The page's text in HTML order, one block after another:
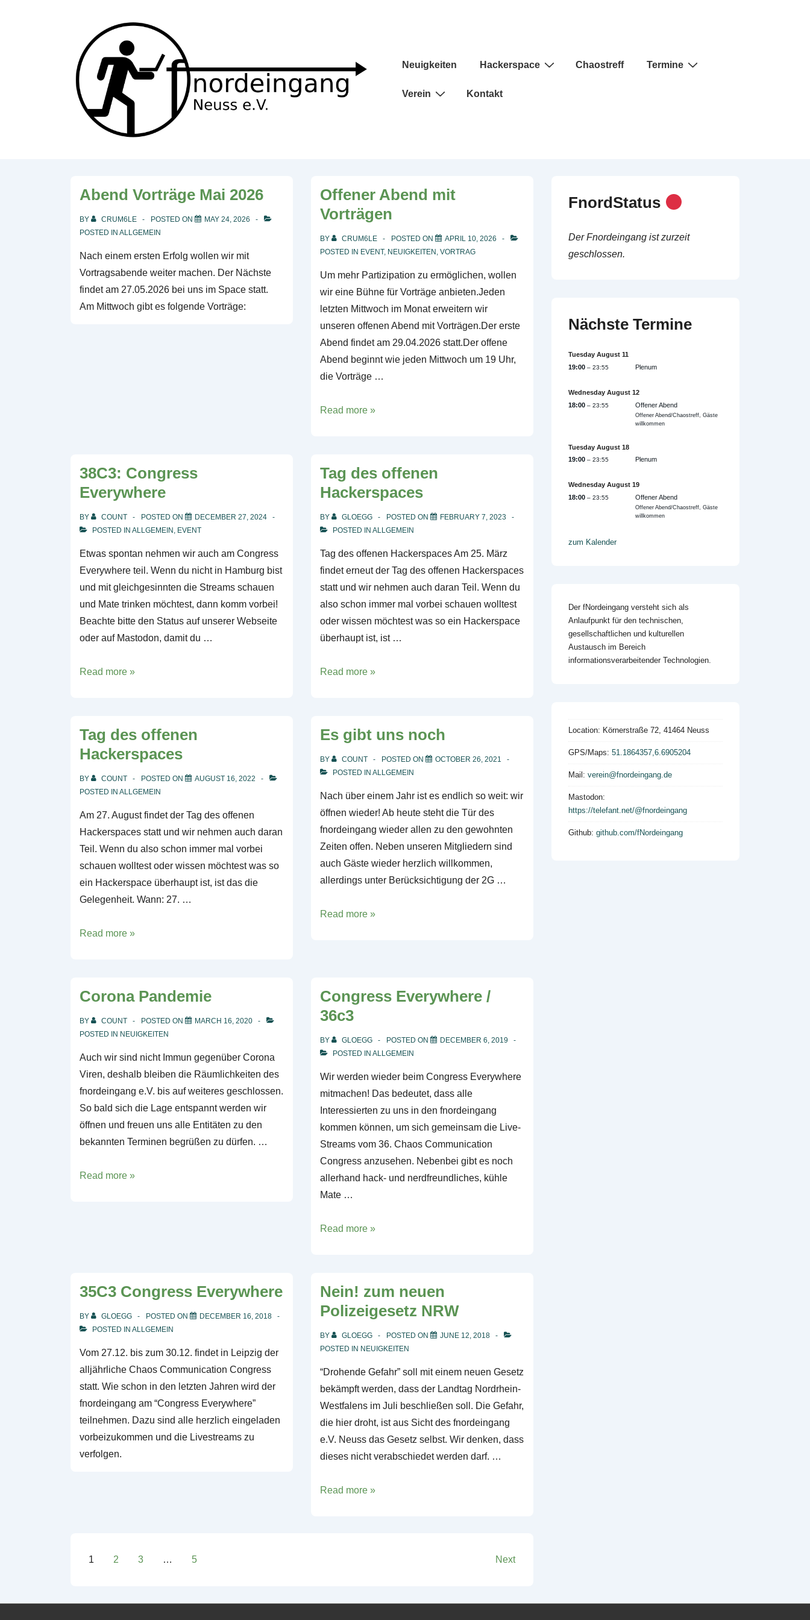
Main
Neuigkeiten Hackerspace Chaostreff Termine
Verein Kontakt
Abend Vorträge Mai 2026
BY CRUM6LE POSTED ON
MAY 24, 2026
POSTED IN ALLGEMEIN
Nach einem ersten Erfolg wollen wir mit
Vortragsabende weiter machen. Der Nächste
findet am 27.05.2026 bei uns im Space statt.
Am Mittwoch gibt es folgende Vorträge:
Offener Abend mit
Vorträgen
BY CRUM6LE POSTED ON
APRIL 10, 2026
POSTED IN EVENT, NEUIGKEITEN , VORTRAG
Um mehr Partizipation zu ermöglichen, wollen
wir eine Bühne für Vorträge anbieten.Jeden
letzten Mittwoch im Monat erweitern wir
unseren offenen Abend mit Vorträgen.Der erste
Abend findet am 29.04.2026 statt.Der offene
Abend beginnt wie jeden Mittwoch um 19 Uhr,
die Vorträge …
Offener
Read more »
38C3: Congress
Everywhere
BY COUNT POSTED ON
DECEMBER 27, 2024
POSTED IN ALLGEMEIN , EVENT
Etwas spontan nehmen wir auch am Congress
Everywhere teil. Wenn du nicht in Hamburg bist
und mit gleichgesinnten die Streams schauen
und Mate trinken möchtest, dann komm vorbei!
Beachte bitte den Status auf unserer Webseite
oder auf Mastodon, damit du …
38C3:
Read more »
Tag des offenen
Hackerspaces
BY GLOEGG POSTED ON
FEBRUARY 7, 2023
POSTED IN ALLGEMEIN
Tag des offenen Hackerspaces Am 25. März
findet erneut der Tag des offenen Hackerspaces
statt und wir nehmen auch daran Teil. Wenn du
also schon immer mal vorbei schauen wolltest
oder wissen möchtest was so ein Hackerspace
überhaupt ist, ist …
Tag
Read more »
Tag des offenen
Hackerspaces
BY COUNT POSTED ON
AUGUST 16, 2022
POSTED IN ALLGEMEIN
Am 27. August findet der Tag des offenen
Hackerspaces statt und wir nehmen auch daran
Teil. Wenn du also schon immer mal vorbei
schauen wolltest oder wissen möchtest was so
ein Hackerspace überhaupt ist, ist das die
Gelegenheit. Wann: 27. …
Tag
Read more »
Es gibt uns noch
BY COUNT POSTED ON
OCTOBER 26, 2021
POSTED IN ALLGEMEIN
Nach über einem Jahr ist es endlich so weit: wir
öffnen wieder! Ab heute steht die Tür des
fnordeingang wieder allen zu den gewohnten
Zeiten offen. Neben unseren Mitgliedern sind
auch Gäste wieder herzlich willkommen,
allerdings unter Berücksichtigung der 2G …
Es
Read more »
Corona Pandemie
BY COUNT POSTED ON
MARCH 16, 2020
POSTED IN NEUIGKEITEN
Auch wir sind nicht Immun gegenüber Corona
Viren, deshalb bleiben die Räumlichkeiten des
fnordeingang e.V. bis auf weiteres geschlossen.
So bald sich die Lage entspannt werden wir
öffnen und freuen uns alle Entitäten zu den
bekannten Terminen begrüßen zu dürfen. …
Corona
Read more »
Congress Everywhere /
36c3
BY GLOEGG POSTED ON
DECEMBER 6, 2019
POSTED IN ALLGEMEIN
Wir werden wieder beim Congress Everywhere
mitmachen! Das bedeutet, dass alle
Interessierten zu uns in den fnordeingang
kommen können, um sich gemeinsam die Live-
Streams vom 36. Chaos Communication
Congress anzusehen. Nebenbei gibt es noch
allerhand hack- und nerdfreundliches, kühle
Mate …
Congress
Read more »
35C3 Congress Everywhere
BY GLOEGG POSTED ON
DECEMBER 16, 2018
POSTED IN ALLGEMEIN
Vom 27.12. bis zum 30.12. findet in Leipzig der
alljährliche Chaos Communication Congress
statt. Wie schon in den letzten Jahren wird der
fnordeingang am “Congress Everywhere”
teilnehmen. Dazu sind alle herzlich eingeladen
vorbeizukommen und die Livestreams zu
verfolgen.
Nein! zum neuen
Polizeigesetz NRW
BY GLOEGG POSTED ON
JUNE 12, 2018
POSTED IN NEUIGKEITEN
“Drohende Gefahr” soll mit einem neuen Gesetz
bekämpft werden, dass der Landtag Nordrhein-
Westfalens im Juli beschließen soll. Die Gefahr,
die hier droht, ist aus Sicht des fnordeingang
e.V. Neuss das Gesetz selbst. Wir denken, dass
dieses nicht verabschiedet werden darf. …
Nein!
Read more »
Posts
1 2 3 … 5 Next
FnordStatus
Der Fnordeingang ist zurzeit
geschlossen.
Nächste Termine
Tuesday August 11
19:00 – 23:55 Plenum
Wednesday August 12
18:00 – 23:55 Offener Abend
Offener Abend/Chaostreff, Gäste
willkommen
Tuesday August 18
19:00 – 23:55 Plenum
Wednesday August 19
18:00 – 23:55 Offener Abend
Offener Abend/Chaostreff, Gäste
willkommen
zum Kalender
Der fNordeingang versteht sich als
Anlaufpunkt für den technischen,
gesellschaftlichen und kulturellen
Austausch im Bereich
informationsverarbeitender Technologien.
Location: Körnerstraße 72, 41464 Neuss
GPS/Maps: 51.1864357,6.6905204
Mail: verein@fnordeingang.de
Mastodon:
https://telefant.net/@fnordeingang
Github: github.com/fNordeingang